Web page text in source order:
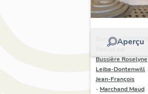
Aperçu
Dossier
Réalisé par
Bussière Roselyne
Leiba-Dontenwill
Jean-François
- Marchand Maud